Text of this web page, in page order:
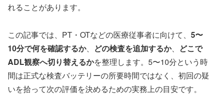
れることがあります。
この記事では、PT・OTなどの医療従事者に向けて、 5〜
10分で何を確認するか、 どの検査を追加するか、 どこで
ADL観察へ切り替えるかを整理します。5〜10分という時
間は正式な検査バッテリーの所要時間ではなく、初回の疑
いを拾って次の評価を決めるための実務上の目安です。